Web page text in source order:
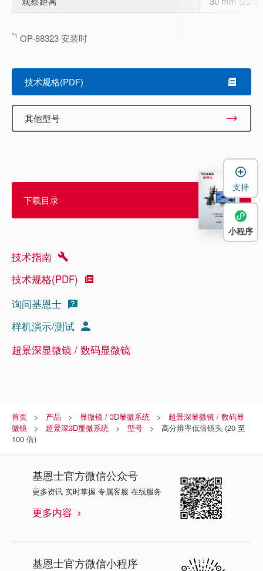
*1 OP-88323 安装时
技术规格(PDF)
其他型号
下载目录
技术指南
技术规格(PDF)
询问基恩士
样机演示/测试
超景深显微镜 / 数码显微镜
首页 产品 显微镜 / 3D显微系统
超景深显微镜 / 数码显
微镜
超景深3D显微系统 型号
高分辨率低倍镜头 (20 至
100 倍)
基恩士官方微信公众号
更多资讯 实时掌握 专属客服 在线服务
更多内容
基恩士官方微信小程序
支持
小程序